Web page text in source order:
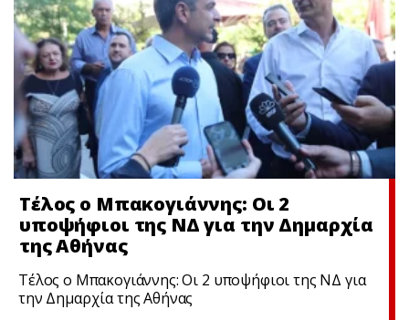
Τέλος ο Μπακογιάννης: Οι 2
υποψήφιοι της ΝΔ για την Δημαρχία
της Αθήνας
Τέλος ο Μπακογιάννης: Οι 2 υποψήφιοι της ΝΔ για
την Δημαρχία της Αθήνας